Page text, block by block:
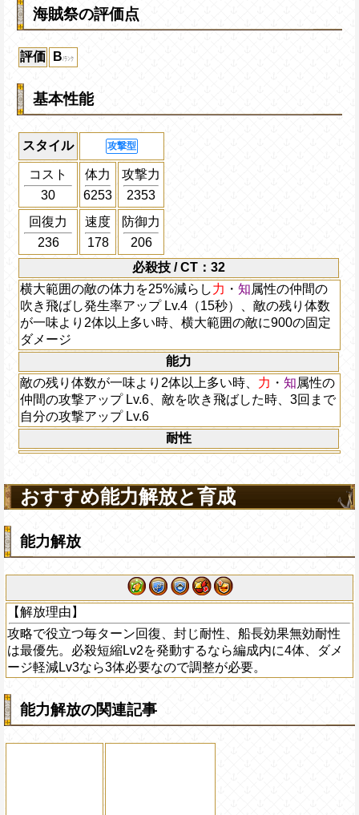
海賊祭の評価点
評価 B
基本性能
スタイル 攻撃型
コスト
30
体力
6253
攻撃力
2353
回復力
236
速度
178
防御力
206
必殺技 / CT：32
横大範囲の敵の体力を25%減らし力 ・ 知属性の仲間の
吹き飛ばし発生率アップ Lv.4（15秒）、敵の残り体数
が一味より2体以上多い時、横大範囲の敵に900の固定
ダメージ
能力
敵の残り体数が一味より2体以上多い時、 力 ・ 知属性の
仲間の攻撃アップ Lv.6、敵を吹き飛ばした時、3回まで
自分の攻撃アップ Lv.6
耐性
おすすめ能力解放と育成
能力解放
【解放理由】
攻略で役立つ毎ターン回復、封じ耐性、船長効果無効耐性
は最優先。必殺短縮Lv2を発動するなら編成内に4体、ダメ
ージ軽減Lv3なら3体必要なので調整が必要。
能力解放の関連記事